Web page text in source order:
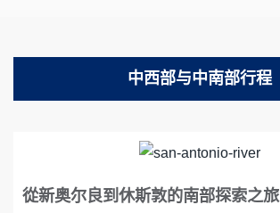
中西部与中南部行程
從新奥尔良到休斯敦的南部探索之旅